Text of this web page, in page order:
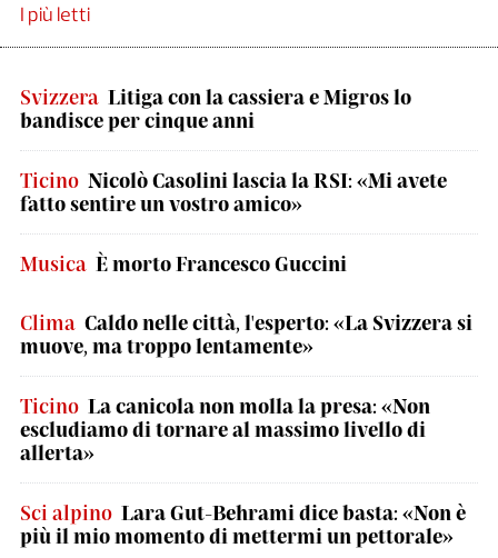
I più letti
Svizzera Litiga con la cassiera e Migros lo
bandisce per cinque anni
Ticino Nicolò Casolini lascia la RSI: «Mi avete
fatto sentire un vostro amico»
Musica È morto Francesco Guccini
Clima Caldo nelle città, l'esperto: «La Svizzera si
muove, ma troppo lentamente»
Ticino La canicola non molla la presa: «Non
escludiamo di tornare al massimo livello di
allerta»
Sci alpino Lara Gut-Behrami dice basta: «Non è
più il mio momento di mettermi un pettorale»